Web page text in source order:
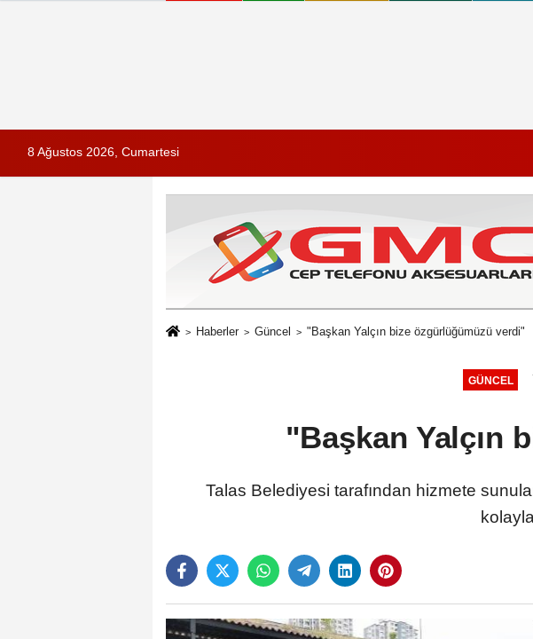
8 Ağustos 2026, Cumartesi
Haberler Güncel "Başkan Yalçın bize özgürlüğümüzü verdi"
GÜNCEL
"Başkan Yalçın
Talas Belediyesi tarafından hizmete